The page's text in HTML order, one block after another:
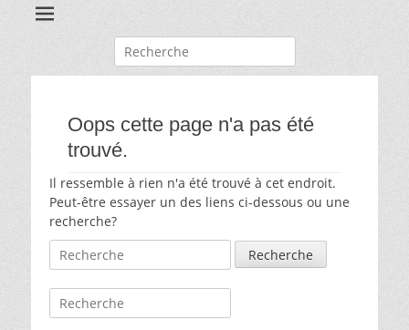
Recherche
pour:
Oops cette page n'a pas été
trouvé.
Il ressemble à rien n'a été trouvé à cet endroit.
Peut-être essayer un des liens ci-dessous ou une
recherche?
Recherche
pour:
Recherche
pour: